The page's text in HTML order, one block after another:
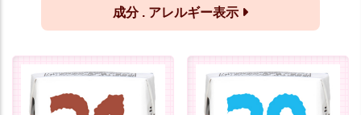
成分 . アレルギー表示